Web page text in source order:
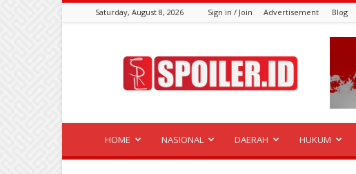
Saturday, August 8, 2026 Sign in / Join Advertisement Blog
HOME NASIONAL DAERAH HUKUM